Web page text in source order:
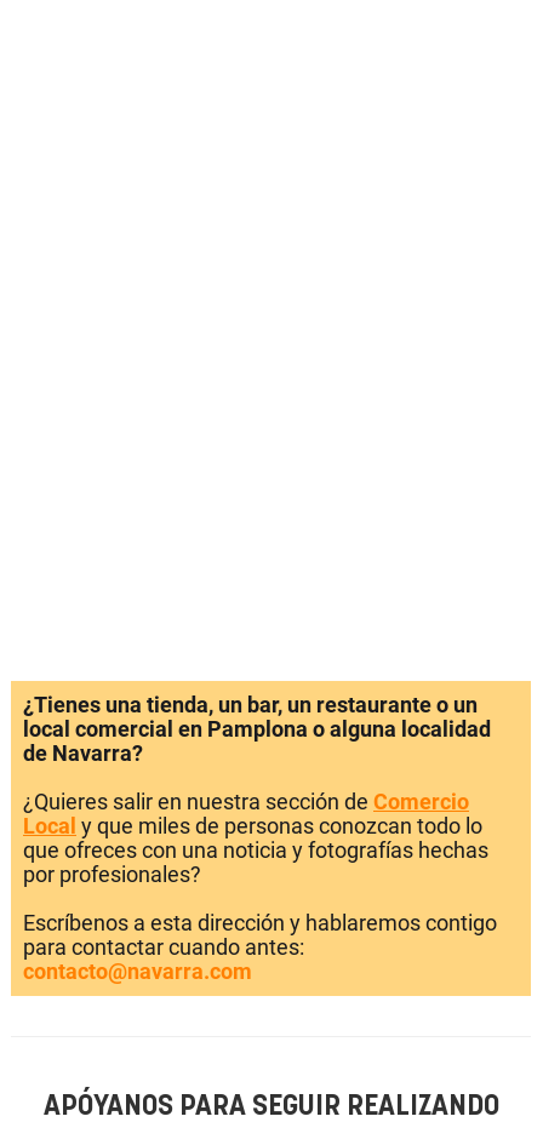
¿Tienes una tienda, un bar, un restaurante o un
local comercial en Pamplona o alguna localidad
de Navarra?
¿Quieres salir en nuestra sección de Comercio
Local y que miles de personas conozcan todo lo
que ofreces con una noticia y fotografías hechas
por profesionales?
Escríbenos a esta dirección y hablaremos contigo
para contactar cuando antes:
contacto@navarra.com
APÓYANOS PARA SEGUIR REALIZANDO